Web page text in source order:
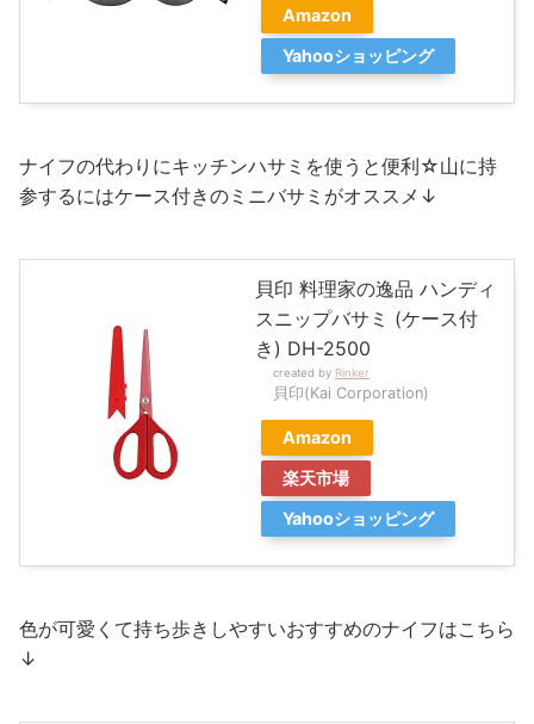
Amazon
Yahooショッピング
ナイフの代わりにキッチンハサミを使うと便利☆山に持
参するにはケース付きのミニバサミがオススメ↓
貝印 料理家の逸品 ハンディ
スニップバサミ (ケース付
き) DH-2500
created by Rinker
貝印(Kai Corporation)
Amazon
楽天市場
Yahooショッピング
色が可愛くて持ち歩きしやすいおすすめのナイフはこちら
↓